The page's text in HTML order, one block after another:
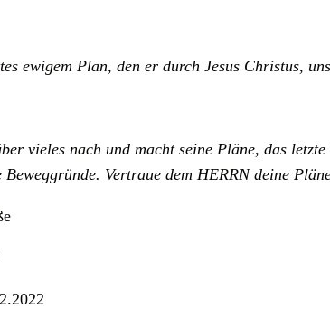
ewigem Plan, den er durch Jesus Christus,
vieles nach und macht seine Pläne, das
Vertraue dem HERRN deine